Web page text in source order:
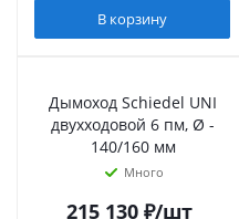
В корзину
Дымоход Schiedel UNI
двухходовой 6 пм, Ø -
140/160 мм
Много
215 130₽/шт